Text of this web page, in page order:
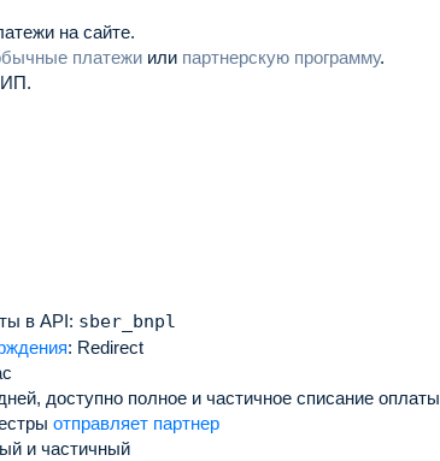
на сайте.
платежи или партнерскую программу.
ИП.
в API: sber_bnpl
: Redirect
доступно полное и частичное списание оплаты
отправляет партнер
и частичный